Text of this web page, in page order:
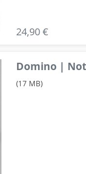
24,90 €
Domino |
(17 MB)